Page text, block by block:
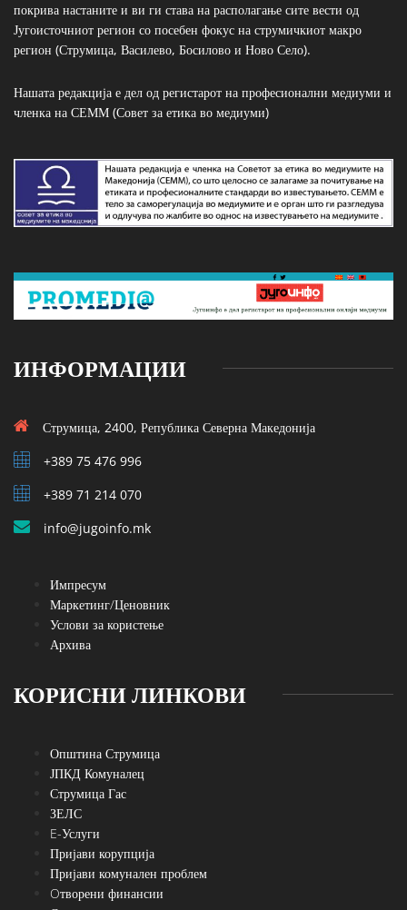
покрива настаните и ви ги става на располагање сите вести од
Југоисточниот регион со посебен фокус на струмичкиот макро
регион (Струмица, Василево, Босилово и Ново Село).
Нашата редакција е дел од регистарот на професионални медиуми и
членка на СЕММ (Совет за етика во медиуми)
ИНФОРМАЦИИ
Струмица, 2400, Република Северна Македонија
+389 75 476 996
+389 71 214 070
info@jugoinfo.mk
Импресум
Маркетинг/Ценовник
Услови за користење
Архива
КОРИСНИ ЛИНКОВИ
Општина Струмица
ЈПКД Комуналец
Струмица Гас
ЗЕЛС
E-Услуги
Пријави корупција
Пријави комунален проблем
Oтворени финансии